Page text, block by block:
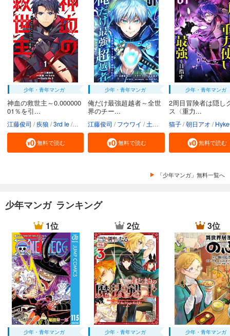
少年・青年マンガ
神血の救世主～0.000000
01％を引...
江藤俊司 疾狼 3rd Ie Studio No.9
無料で読む
少年・青年マンガ
俺だけ最強超越者～全世
界のチー...
江藤俊司 フウワイ 土田健太 3rd Ie maruco
無料で読む
少年・青年マンガ
2周目冒険者は隠し
ス〈重力...
猫子 朝日アオ
無料で読む
「少年マンガ」無料一覧へ
少年マンガ ランキング
1位
少年・青年マンガ
2位
少年・青年マンガ
3位
少年・青年マンガ